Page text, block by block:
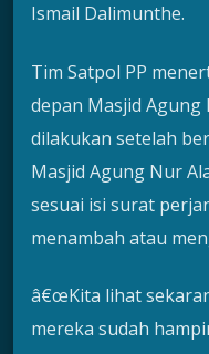
Ismail Dalimunthe.
Tim Satpol PP
depan Masjid
dilakukan setelah
Masjid Agung Nur
sesuai isi surat
menambah atau
â€œKita lihat
mereka sudah